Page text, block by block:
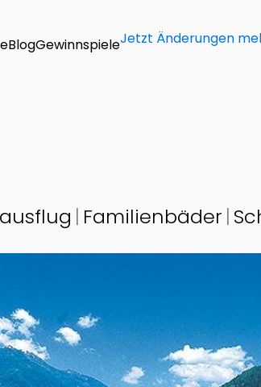
BlogGewinnspieleJetzt Änderungen
Familienbäder